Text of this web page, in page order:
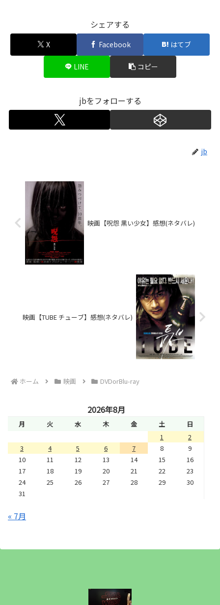
シェアする
X Facebook はてブ
LINE コピー
jbをフォローする
jb
映画【呪怨 黒い少女】感想(ネタバレ)
映画【TUBE チューブ】感想(ネタバレ)
ホーム 映画 DVDorBlu-ray
2026年8月
月 火 水 木 金 土
日
1
2
3
4 5 6 7 8
9
10
11 12 13 14 15
16
17
18 19 20 21 22
23
24
25 26 27 28 29
30
31
« 7月